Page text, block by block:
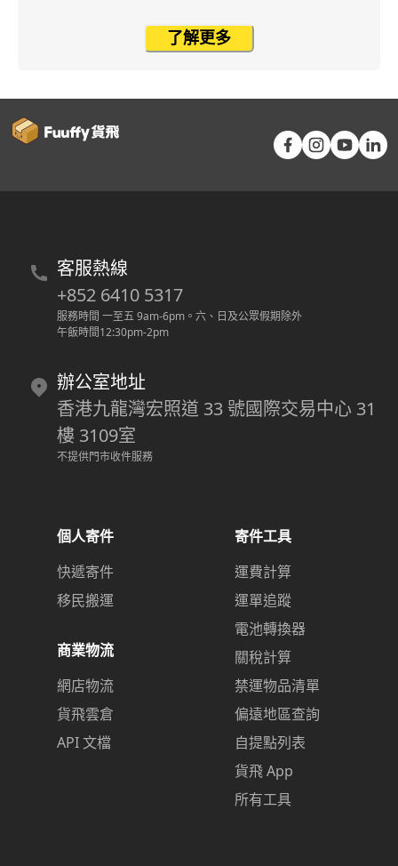
了解更多
客服熱線
+852 6410 5317
服務時間 一至五 9am-6pm 。 六、日及公眾假期除外
午飯時間12:30pm-2pm
辦公室地址
香港九龍灣宏照道 33 號國際交易中心 31
樓 3109室
不提供門市收件服務
個人寄件
快遞寄件
移民搬運
商業物流
網店物流
貨飛雲倉
API 文檔
寄件工具
運費計算
運單追蹤
電池轉換器
關稅計算
禁運物品清單
偏遠地區查詢
自提點列表
貨飛 App
所有工具